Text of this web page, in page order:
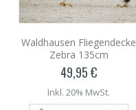
Waldhausen Fliegendecke
Zebra 135cm
49,95 €
Inkl. 20% MwSt.